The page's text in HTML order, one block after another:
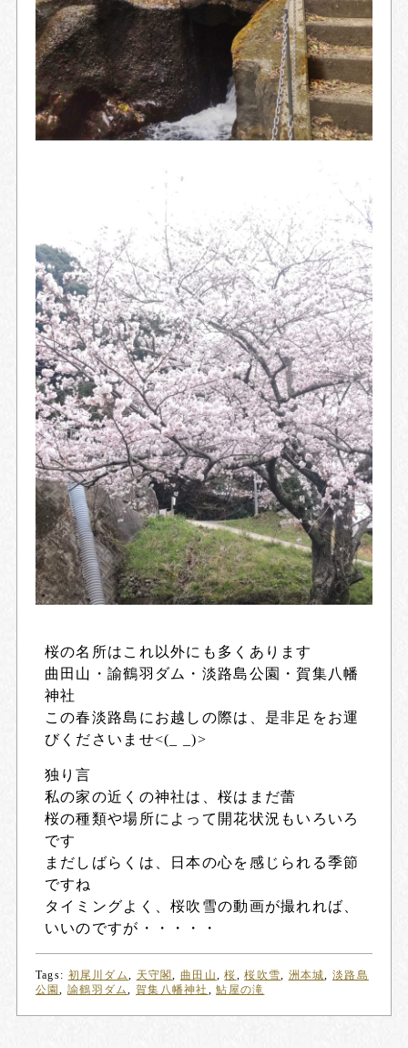
桜の名所はこれ以外にも多くあります
曲田山・諭鶴羽ダム・淡路島公園・賀集八幡
神社
この春淡路島にお越しの際は、是非足をお運
びくださいませ<(_ _)>
独り言
私の家の近くの神社は、桜はまだ蕾
桜の種類や場所によって開花状況もいろいろ
です
まだしばらくは、日本の心を感じられる季節
ですね
タイミングよく、桜吹雪の動画が撮れれば、
いいのですが・・・・・
Tags: 初尾川ダム, 天守閣, 曲田山,桜,桜吹雪, 洲本城,淡路島
公園,諭鶴羽ダム,賀集八幡神社 ,鮎屋の滝